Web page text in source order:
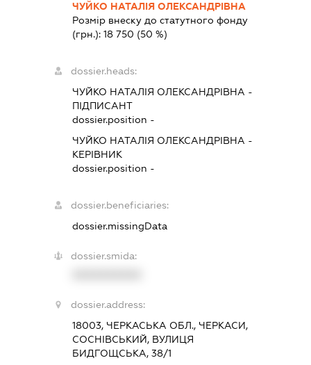
ЧУЙКО НАТАЛІЯ ОЛЕКСАНДРІВНА
Розмір внеску до статутного фонду
(грн.):18 750 (50 %)
dossier.heads:
ЧУЙКО НАТАЛІЯ ОЛЕКСАНДРІВНА -
ПІДПИСАНТ
dossier.position -
ЧУЙКО НАТАЛІЯ ОЛЕКСАНДРІВНА -
КЕРІВНИК
dossier.position -
dossier.beneficiaries:
dossier.missingData
dossier.smida:
dossier.address:
18003, ЧЕРКАСЬКА ОБЛ., ЧЕРКАСИ,
СОСНІВСЬКИЙ, ВУЛИЦЯ
БИДГОЩСЬКА, 38/1